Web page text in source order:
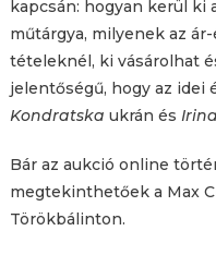
kapcsán: hogyan kerül ki
műtárgya, milyenek az
tételeknél, ki vásárolhat
jelentőségű, hogy az idei
Kondratska ukrán és
Bár az aukció online
megtekinthetőek a Max
Törökbálinton.